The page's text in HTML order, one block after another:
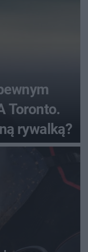
Toronto.
rywalką?